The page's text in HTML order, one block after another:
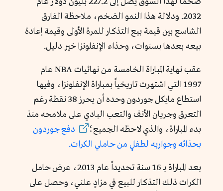
2032. ودلالة هذا النمو الضخم، ملاحظة الفارق
الشاسع بين قيمة بيع التذكار للمرة الأولى وقيمة إعادة
بيعه بعدها بسنوات، وحذاء الإنفلونزا خير دليل.
عقب نهاية المباراة الخامسة من نهائيات NBA عام
1997 التي اشتهرت تاريخياً بمباراة الإنفلونزا، وفيها
استطاع مايكل جوردون وحده أن يحرز 38 نقطة رغم
التعرق وجريان الأنف والتعب البادي على ملامحه منذ
بدء المباراة، والذي لاحظه الجميع؛
دفعجوردون
بحذائه وجواربه لطفلٍ منحاملي الكرات.
بعد المباراة بـ 16 سنة تحديداً عام 2013، عرض حامل
الكرات ذلك التذكار للبيع في مزادٍ علني، وحصل على